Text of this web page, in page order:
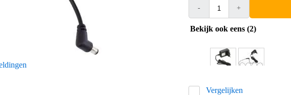
- +
Bekijk ook eens (2)
Vergelijken